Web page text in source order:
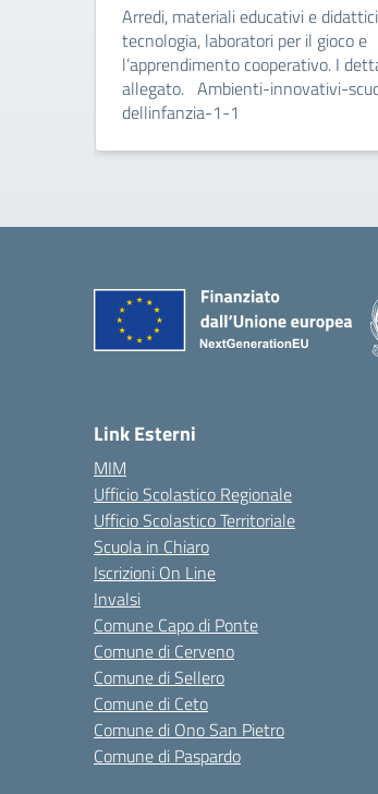
Arredi, materiali educativi e
tecnologia, laboratori per il gioco e
l’apprendimento cooperativo. I
allegato. Ambienti-innovativi-
dellinfanzia-1-1
Link Esterni
MIM
Ufficio Scolastico Regionale
Ufficio Scolastico Territoriale
Scuola in Chiaro
Iscrizioni On Line
Invalsi
Comune Capo di Ponte
Comune di Cerveno
Comune di Sellero
Comune di Ceto
Comune di Ono San Pietro
Comune di Paspardo